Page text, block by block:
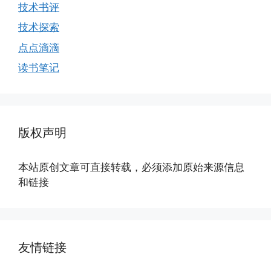
技术书评
技术探索
点点滴滴
读书笔记
版权声明
本站原创文章可直接转载，必须添加原始来源信息
和链接
友情链接